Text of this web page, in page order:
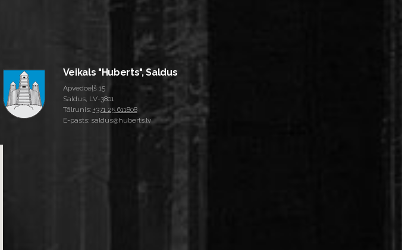
Veikals "Huberts", Saldus
Apvedceļš 15
Saldus, LV-3801
Tālrunis: +371 25 611808
E-pasts: saldus@huberts.lv